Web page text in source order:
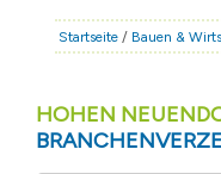
Startseite / Bauen &
HOHEN